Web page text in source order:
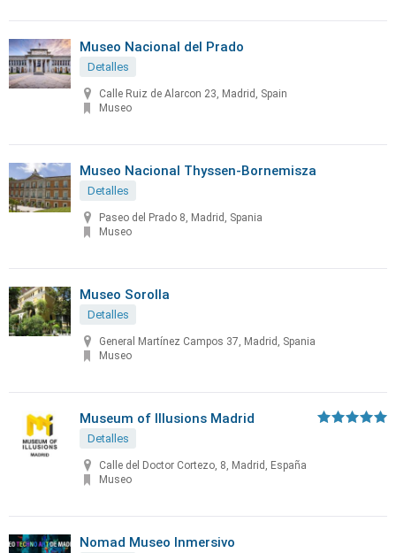
Museo Nacional del Prado
Detalles
Calle Ruiz de Alarcon 23, Madrid, Spain
Museo
Museo Nacional Thyssen-Bornemisza
Detalles
Paseo del Prado 8, Madrid, Spania
Museo
Museo Sorolla
Detalles
General Martínez Campos 37, Madrid, Spania
Museo
Museum of Illusions Madrid
Detalles
Calle del Doctor Cortezo, 8, Madrid, España
Museo
Nomad Museo Inmersivo